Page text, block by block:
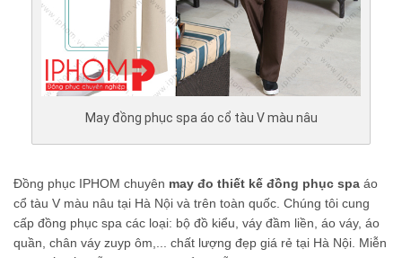
May đồng phục spa áo cổ tàu V màu nâu
Đồng phục IPHOM chuyên may đo thiết kế đồng phục spa áo
cổ tàu V màu nâu tại Hà Nội và trên toàn quốc. Chúng tôi cung
cấp đồng phục spa các loại: bộ đồ kiểu, váy đầm liền, áo váy, áo
quần, chân váy zuyp ôm,... chất lượng đẹp giá rẻ tại Hà Nội. Miễn